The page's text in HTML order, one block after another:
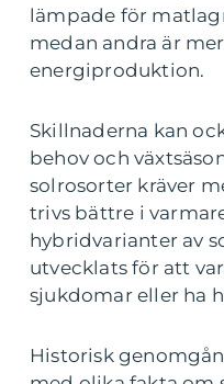
lämpade för
medan andra är
energiproduktion.
Skillnaderna kan
behov och
solrosorter kräver
trivs bättre i
hybridvarianter av
utvecklats för att
sjukdomar eller ha
Historisk